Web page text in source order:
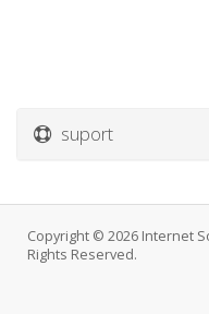
suport
Copyright © 2026 Internet
Rights Reserved.